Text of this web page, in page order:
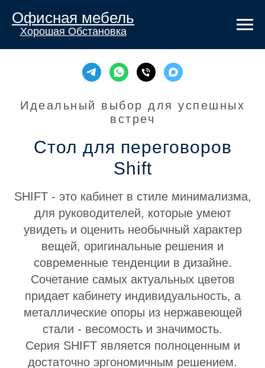
Офисная мебель
Хорошая Обстановка
Идеальный выбор для успешных
встреч
Стол для переговоров
Shift
SHIFT - это кабинет в стиле минимализма,
для руководителей, которые умеют
увидеть и оценить необычный характер
вещей, оригинальные решения и
современные тенденции в дизайне.
Сочетание самых актуальных цветов
придает кабинету индивидуальность, а
металлические опоры из нержавеющей
стали - весомость и значимость.
Серия SHIFT является полноценным и
достаточно эргономичным решением.